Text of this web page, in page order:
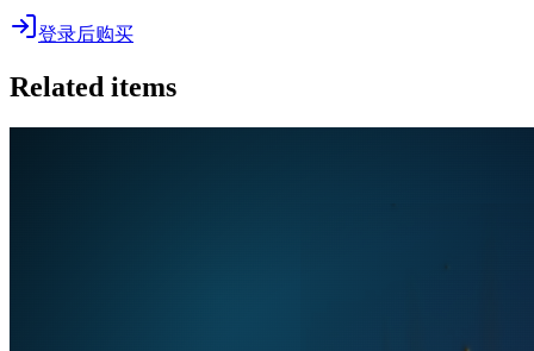
登录后购买
Related items